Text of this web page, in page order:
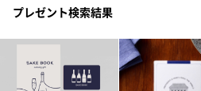
プレゼント検索結果